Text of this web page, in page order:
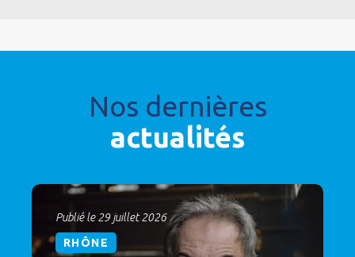
Nos dernières
actualités
Publié le 29 juillet 2026
RHÔNE